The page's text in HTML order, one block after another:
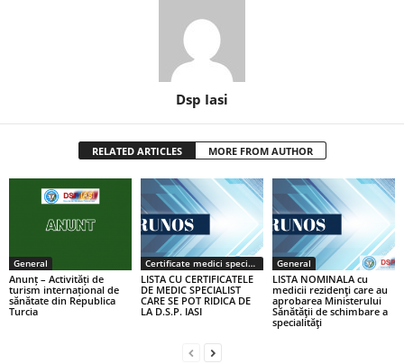
Dsp Iasi
RELATED ARTICLES MORE FROM AUTHOR
General
Anunț – Activități de
turism internațional de
sănătate din Republica
Turcia
Certificate medici specialiști / primari
LISTA CU CERTIFICATELE
DE MEDIC SPECIALIST
CARE SE POT RIDICA DE
LA D.S.P. IASI
General
LISTA NOMINALA cu
medicii rezidenţi care au
aprobarea Ministerului
Sănătăţii de schimbare a
specialităţi